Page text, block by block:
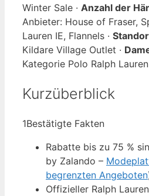
Winter Sale · Anzahl der
Anbieter: House of Fraser,
Lauren IE, Flannels ·
Kildare Village Outlet ·
Kategorie Polo Ralph
Kurzüberblick
1Bestätigte Fakten
Rabatte bis zu 75 %
by Zalando –
begrenzten Angeboten
Offizieller Ralph